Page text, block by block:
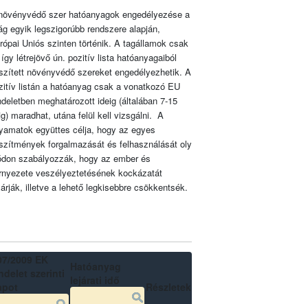
szer hatóanyagok engedélyezése a
egyik legszigorúbb rendszere alapján,
Uniós szinten történik. A tagállamok csak
létrejövő ún. pozitív lista hatóanyagaiból
növényvédő szereket engedélyezhetik. A
listán a hatóanyag csak a vonatkozó EU
meghatározott ideig (általában 7-15
maradhat, utána felül kell vizsgálni. A
együttes célja, hogy az egyes
forgalmazását és felhasználását oly
szabályozzák, hogy az ember és
veszélyeztetésének kockázatát
illetve a lehető legkisebbre csökkentsék.